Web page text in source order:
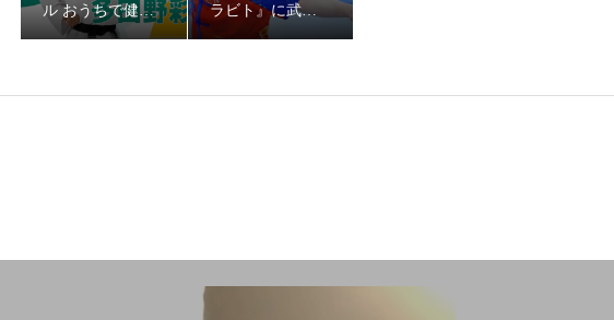
ゃんをキャステ
ィング
ル おうちで健活
に空手日本代表・
ラビト』に武術
太極拳・三船仁